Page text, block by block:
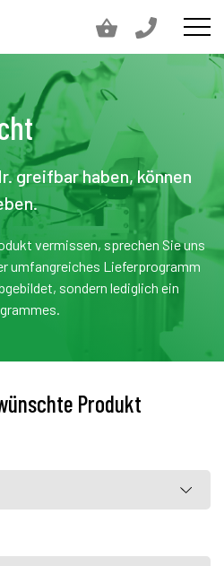
greifbar haben, können
vermissen, sprechen Sie uns
umfangreiches Lieferprogramm
sondern lediglich ein
Produkt